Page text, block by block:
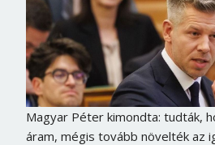
Magyar Péter kimondta: tudták,
áram, mégis tovább növelték az